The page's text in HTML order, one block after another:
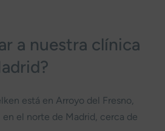
a nuestra clínica
está en Arroyo del Fresno,
en el norte de Madrid, cerca de